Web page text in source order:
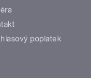
poplatek